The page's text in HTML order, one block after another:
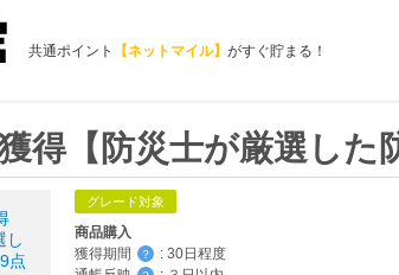
共通ポイント 【ネットマイル】 がすぐ貯まる！
得【防災士が厳選し
グレード対象
商品購入
獲得期間
？ : 30日程度